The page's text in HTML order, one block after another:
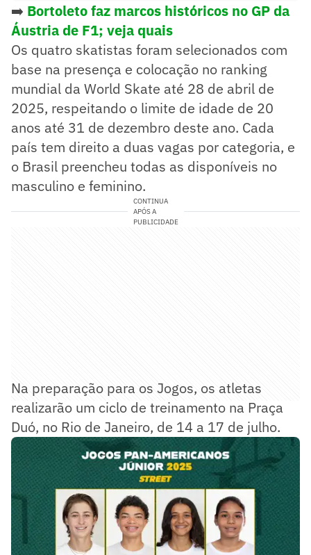
➡️ Bortoleto faz marcos históricos no GP da
Áustria de F1; veja quais
Os quatro skatistas foram selecionados com
base na presença e colocação no ranking
mundial da World Skate até 28 de abril de
2025, respeitando o limite de idade de 20
anos até 31 de dezembro deste ano. Cada
país tem direito a duas vagas por categoria, e
o Brasil preencheu todas as disponíveis no
masculino e feminino.
CONTINUA
APÓS A
PUBLICIDADE
Na preparação para os Jogos, os atletas
realizarão um ciclo de treinamento na Praça
Duó, no Rio de Janeiro, de 14 a 17 de julho.